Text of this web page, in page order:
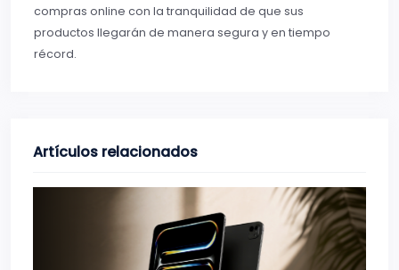
compras online con la tranquilidad de que sus
productos llegarán de manera segura y en tiempo
récord.
Artículos relacionados